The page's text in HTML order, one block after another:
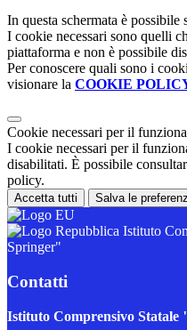
In questa schermata è
I cookie necessari sono quelli
piattaforma e non è possibile
Per conoscere quali sono i
visionare la COOKIE
Cookie necessari per il
I cookie necessari per il
disabilitati. È possibile
policy.
Accetta tutti Salva le
Istituto
Springer"
Contatti
Istituto Comprensivo